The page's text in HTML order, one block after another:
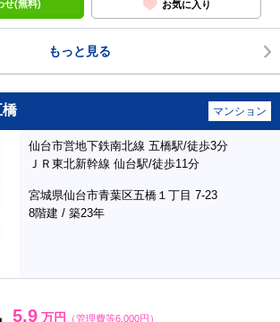
せ(無料) お気に入り
もっと見る
橋 マンション
仙台市営地下鉄南北線 五橋駅/徒歩3分
ＪＲ東北新幹線 仙台駅/徒歩11分
宮城県仙台市青葉区五橋１丁目 7-23
8階建 / 築23年
5.9 万円 （管理費等6,000円）